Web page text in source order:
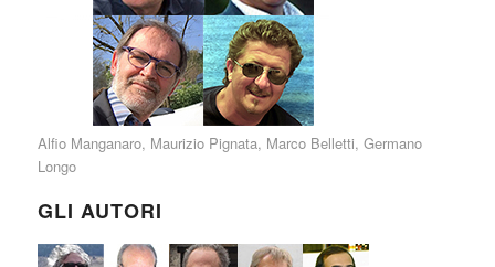
Alfio Manganaro, Maurizio Pignata, Marco Belletti, Germano
Longo
GLI AUTORI